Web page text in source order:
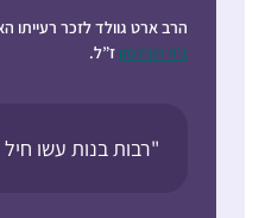
הרב ארט גוולד לזכר
ג’וי רובינסון ז”ל.
"רבות בנות עשו